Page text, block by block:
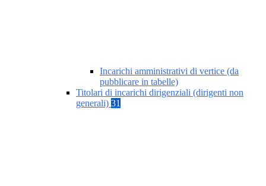
Incarichi amministrativi di vertice (da
pubblicare in tabelle)
Titolari di incarichi dirigenziali (dirigenti non
generali) 31